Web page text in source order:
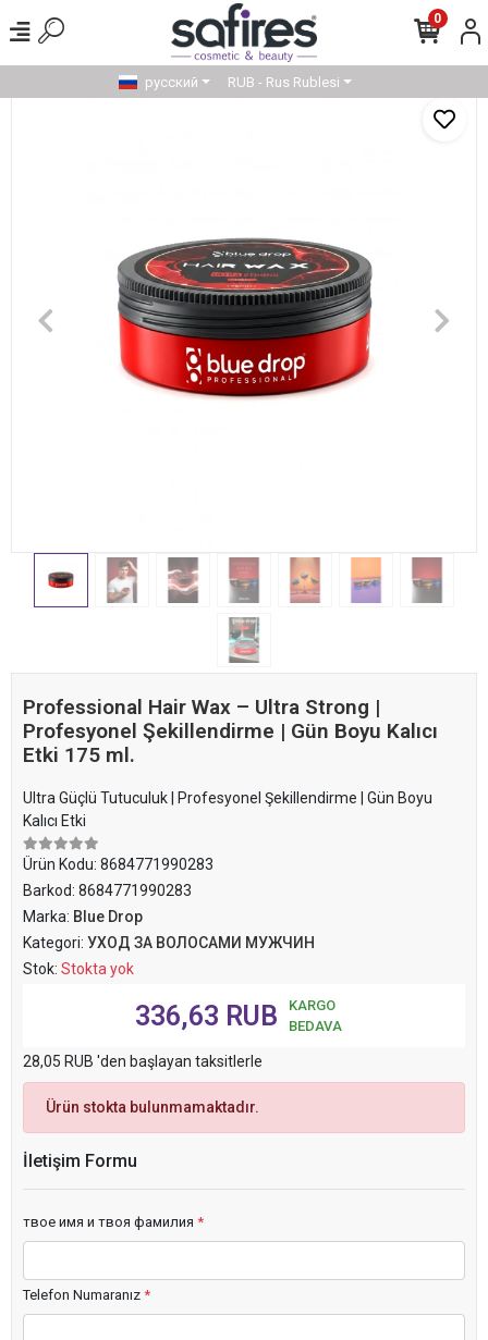
0
русский RUB - Rus Rublesi
Professional Hair Wax – Ultra Strong |
Profesyonel Şekillendirme | Gün Boyu Kalıcı
Etki 175 ml.
Ultra Güçlü Tutuculuk | Profesyonel Şekillendirme | Gün Boyu
Kalıcı Etki
Ürün Kodu: 8684771990283
Barkod: 8684771990283
Marka: Blue Drop
Kategori: УХОД ЗА ВОЛОСАМИ МУЖЧИН
Stok: Stokta yok
336,63 RUB
KARGO
BEDAVA
28,05 RUB 'den başlayan taksitlerle
Ürün stokta bulunmamaktadır.
İletişim Formu
твое имя и твоя фамилия *
Telefon Numaranız *